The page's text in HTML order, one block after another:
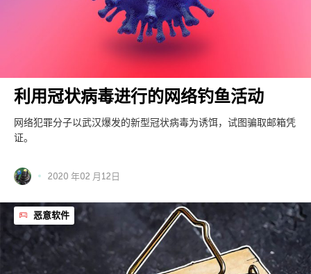
利用冠状病毒进行的网络钓鱼活动
网络犯罪分子以武汉爆发的新型冠状病毒为诱饵，试图骗取邮箱凭
证。
2020 年02 月12日
恶意软件